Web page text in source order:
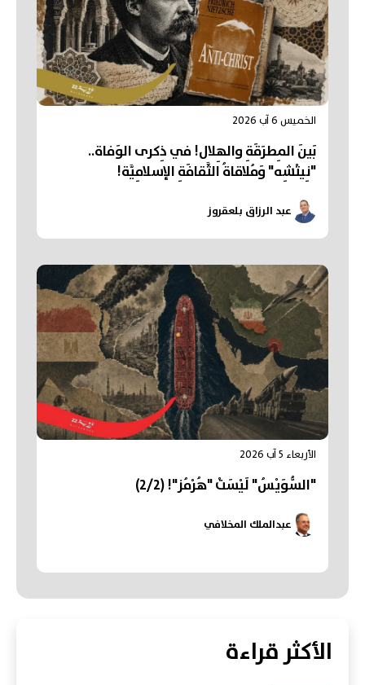
الخميس 6 آب 2026
بَينَ المِطرَقَةِ والهِلال! في ذِكرى الوَفاة..
"نِيتْشِه" وَمُلاقاةُ الثَّقافَةِ الإسلامِيَّة!
عبد الرزاق بلعقروز
الأربعاء 5 آب 2026
"السُّوَيْسُ" لَيْسَتْ "هُرْمُز"! (2/2)
عبدالملك المخلافي
الأكثر قراءة